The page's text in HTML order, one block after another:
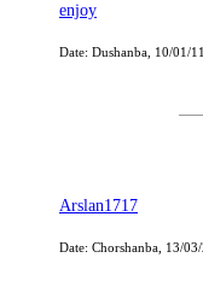
enjoy
Date: Dushanba, 10/01/
Arslan1717
Date: Chorshanba, 13/